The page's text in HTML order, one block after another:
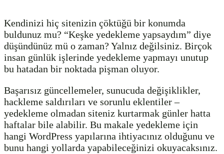
Kendinizi hiç sitenizin çöktüğü bir konumda
buldunuz mu? “Keşke yedekleme yapsaydım” diye
düşündünüz mü o zaman? Yalnız değilsiniz. Birçok
insan günlük işlerinde yedekleme yapmayı unutup
bu hatadan bir noktada pişman oluyor.
Başarısız güncellemeler, sunucuda değişiklikler,
hackleme saldırıları ve sorunlu eklentiler –
yedekleme olmadan siteniz kurtarmak günler hatta
haftalar bile alabilir. Bu makale yedekleme için
hangi WordPress yapılarına ihtiyacınız olduğunu ve
bunu hangi yollarda yapabileceğinizi okuyacaksınız.